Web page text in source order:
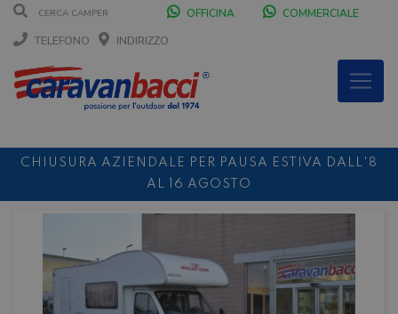
OFFICINA
COMMERCIALE
TELEFONO
INDIRIZZO
CHIUSURA AZIENDALE PER PAUSA ESTIVA DALL'8
AL 16 AGOSTO
DURANTE IL MESE DI AGOSTO SIAMO CHIUSI IL
SCONTO 10% NOLEGGIO ENTRO IL 31.08PER I
NOLEGGI DI SETTEMBRE